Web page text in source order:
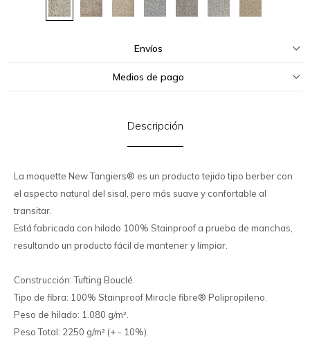
Envíos
Medios de pago
Descripción
La moquette New Tangiers® es un producto tejido tipo berber con
el aspecto natural del sisal, pero más suave y confortable al
transitar.
Está fabricada con hilado 100% Stainproof a prueba de manchas,
resultando un producto fácil de mantener y limpiar.
Construcción: Tufting Bouclé.
Tipo de fibra: 100% Stainproof Miracle fibre® Polipropileno.
Peso de hilado: 1.080 g/m².
Peso Total: 2250 g/m² (+ - 10%).